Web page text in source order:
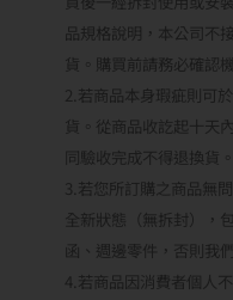
品規格說明，本公司不
貨。購買前請務必確認
2.若商品本身瑕疵則可
貨。從商品收訖起十天
同驗收完成不得退換貨。
3.若您所訂購之商品無
全新狀態（無拆封），
函、週邊零件，否則我
4.若商品因消費者個人